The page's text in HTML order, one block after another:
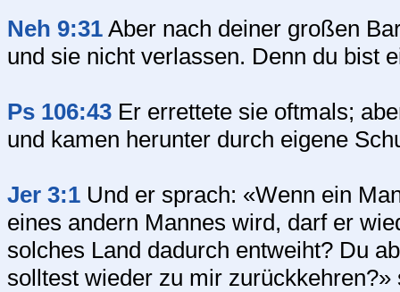
Neh 9:31 Aber nach deiner großen
und sie nicht verlassen. Denn du bist
Ps 106:43 Er errettete sie oftmals;
und kamen herunter durch eigene
Jer 3:1 Und er sprach: «Wenn ein
eines andern Mannes wird, darf er
solches Land dadurch entweiht? Du
solltest wieder zu mir